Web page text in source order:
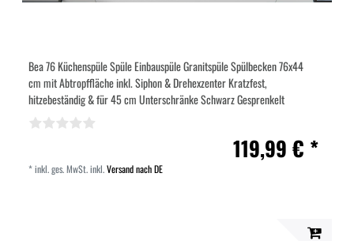
Bea 76 Küchenspüle Spüle Einbauspüle Granitspüle Spülbecken 76x44
cm mit Abtropffläche inkl. Siphon & Drehexzenter Kratzfest,
hitzebeständig & für 45 cm Unterschränke Schwarz Gesprenkelt
119,99 € *
*inkl. ges. MwSt.inkl.Versand nach DE